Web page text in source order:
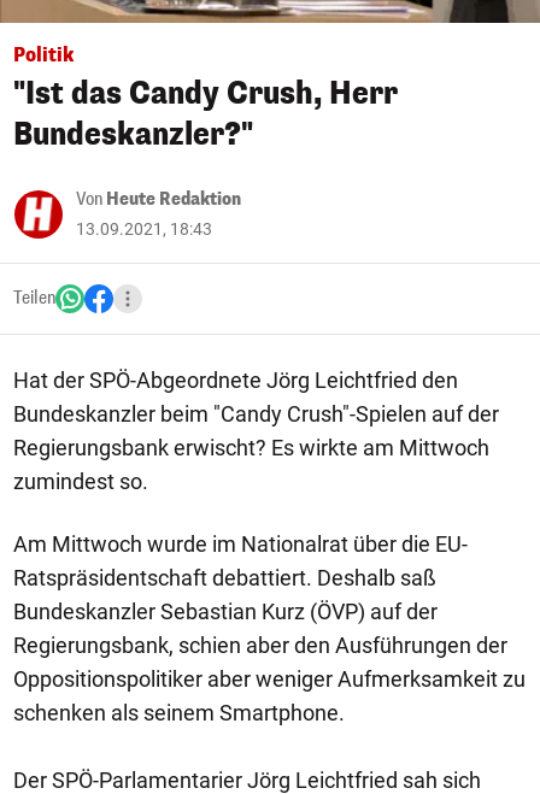
Politik
"Ist das Candy Crush, Herr
Bundeskanzler?"
Von Heute Redaktion
13.09.2021, 18:43
Teilen
Hat der SPÖ-Abgeordnete Jörg Leichtfried den
Bundeskanzler beim "Candy Crush"-Spielen auf der
Regierungsbank erwischt? Es wirkte am Mittwoch
zumindest so.
Am Mittwoch wurde im Nationalrat über die EU-
Ratspräsidentschaft debattiert. Deshalb saß
Bundeskanzler Sebastian Kurz (ÖVP) auf der
Regierungsbank, schien aber den Ausführungen der
Oppositionspolitiker aber weniger Aufmerksamkeit zu
schenken als seinem Smartphone.
Der SPÖ-Parlamentarier Jörg Leichtfried sah sich